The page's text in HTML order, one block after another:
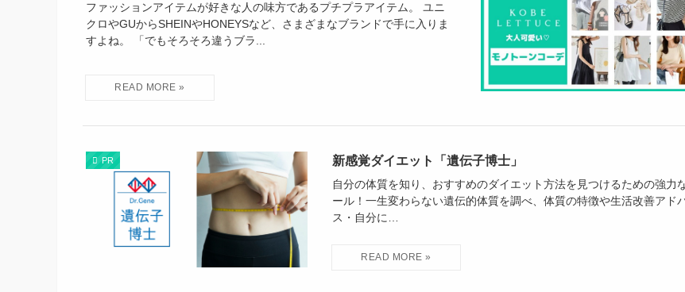
ファッションアイテムが好きな人の味方であるプチプラアイテム。 ユニ
クロやGUからSHEINやHONEYSなど、さまざまなブランドで手に入りま
すよね。 「でもそろそろ違うブラ...
PR 新感覚ダイエット「遺伝子博士」
自分の体質を知り、おすすめのダイエット方法を見つけるための強力
ール！一生変わらない遺伝的体質を調べ、体質の特徴や生活改善アド
ス・自分に…